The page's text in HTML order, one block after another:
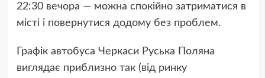
22:30 вечора — можна спокійно затриматися в
місті і повернутися додому без проблем.
Графік автобуса Черкаси Руська Поляна
виглядає приблизно так (від ринку